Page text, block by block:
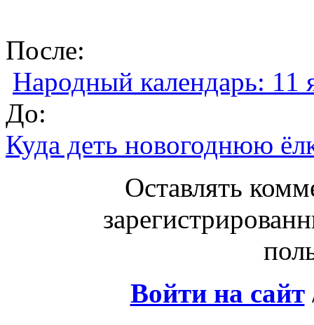
После:
Народный календарь:
До:
Куда деть новогоднюю
Оставлять
Войти на сайт